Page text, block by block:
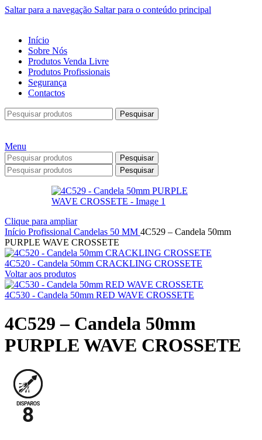
Saltar para a navegação Saltar para o conteúdo principal
Início
Sobre Nós
Produtos Venda Livre
Produtos Profissionais
Segurança
Contactos
Pesquisar
Menu
Pesquisar
Pesquisar
Clique para ampliar
Início Profissional Candelas 50 MM 4C529 – Candela 50mm
PURPLE WAVE CROSSETE
4C520 - Candela 50mm CRACKLING CROSSETE
Voltar aos produtos
4C530 - Candela 50mm RED WAVE CROSSETE
4C529 – Candela 50mm
PURPLE WAVE CROSSETE